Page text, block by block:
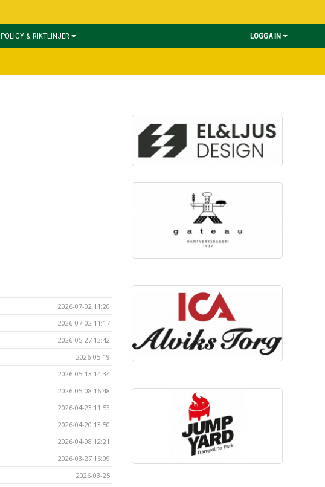
POLICY & RIKTLINJER LOGGA IN
2026-07-02 11:20
2026-07-02 11:17
2026-05-27 13:42
2026-05-19
2026-05-13 14:34
2026-05-08 16:48
2026-04-23 11:53
2026-04-20 13:50
2026-04-08 12:21
2026-03-27 16:09
2026-03-25